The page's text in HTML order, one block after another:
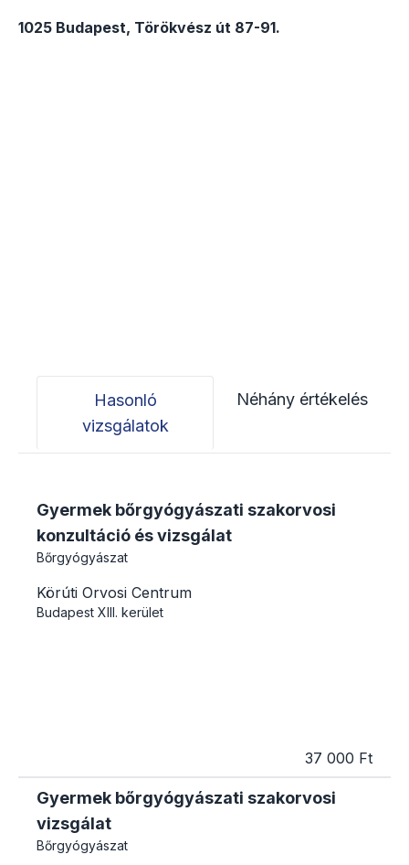
1025 Budapest, Törökvész út 87-91.
Hasonló
vizsgálatok
Néhány értékelés
Gyermek bőrgyógyászati szakorvosi
konzultáció és vizsgálat
Bőrgyógyászat
Körúti Orvosi Centrum
Budapest XIII. kerület
37 000 Ft
Gyermek bőrgyógyászati szakorvosi
vizsgálat
Bőrgyógyászat